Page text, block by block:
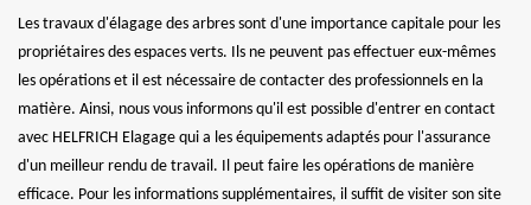
Les travaux d'élagage des arbres sont d'une importance capitale pour les
propriétaires des espaces verts. Ils ne peuvent pas effectuer eux-mêmes
les opérations et il est nécessaire de contacter des professionnels en la
matière. Ainsi, nous vous informons qu'il est possible d'entrer en contact
avec HELFRICH Elagage qui a les équipements adaptés pour l'assurance
d'un meilleur rendu de travail. Il peut faire les opérations de manière
efficace. Pour les informations supplémentaires, il suffit de visiter son site